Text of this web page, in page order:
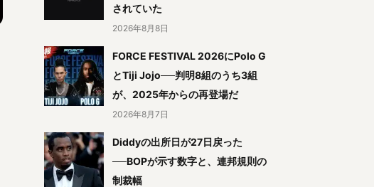
されていた
2026年8月8日
FORCE FESTIVAL 2026にPolo G
とTiji Jojo──判明8組のうち3組
が、2025年からの再登場だ
2026年8月7日
Diddyの出所日が27日戻った
──BOPが示す数字と、連邦規則の
制裁幅